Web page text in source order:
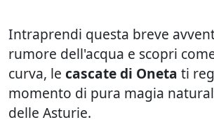
Intraprendi questa breve
rumore dell'acqua e scopri
curva, le cascate di Oneta ti
momento di pura magia
delle Asturie.